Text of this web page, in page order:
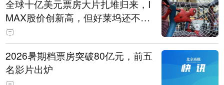
全球十亿美元票房大片扎堆归来，I
MAX股价创新高，但好莱坞还不
能“开香槟”
2026暑期档票房突破80亿元，前五
名影片出炉